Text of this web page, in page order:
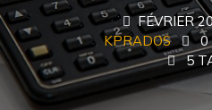
FÉVRIER
KPRADOS
0
5